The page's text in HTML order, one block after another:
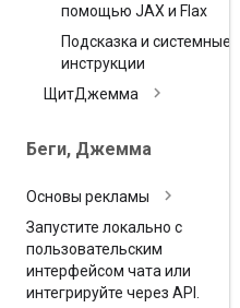
помощью JAX и Flax
Подсказка и системные
инструкции
ЩитДжемма
Беги, Джемма
Основы рекламы
Запустите локально с
пользовательским
интерфейсом чата или
интегрируйте через API